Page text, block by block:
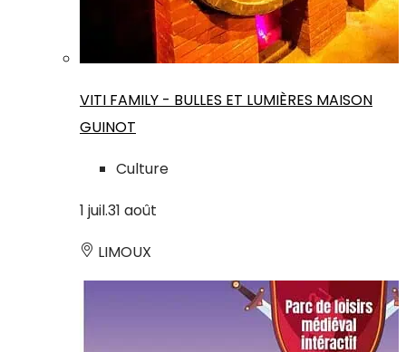
VITI FAMILY - BULLES ET LUMIÈRES MAISON
GUINOT
Culture
1 juil.31 août
LIMOUX